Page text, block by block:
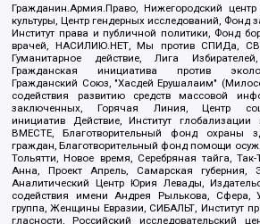
Гражданин.Армия.Право, Нижегородский
культуры, Центр гендерных исследований, Фонд
Институт права и публичной политики, Фонд
врачей, НАСИЛИЮ.НЕТ, Мы против СПИДа,
Гуманитарное действие, Лига
Гражданская инициатива против
Гражданский Союз, "Хасдей Ерушалаим"
содействия развитию средств массовой
заключенных, Горячая Линия, Центр
инициатив Действие, Институт
ВМЕСТЕ, Благотворительный фонд охраны
граждан, Благотворительный фонд помощи
Тольятти, Новое время, Серебряная тайга,
Анна, Проект Апрель, Самарская губерния,
Аналитический Центр Юрия Левады,
содействия имени Андрея Рылькова, Сфера,
группа, Женщины Евразии, СИБАЛЬТ, Институт
гласности, Российский исследовательский